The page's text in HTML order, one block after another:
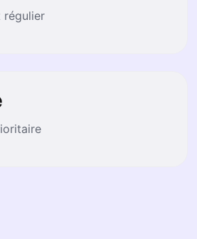
régulier